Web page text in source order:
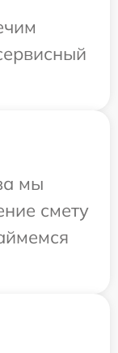
мы
смету